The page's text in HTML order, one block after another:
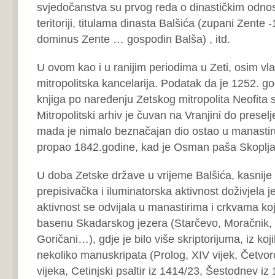
svjedočanstva su prvog reda o dinastičkim
teritoriji, titulama dinasta Balšića (zupani Zente
dominus Zente … gospodin Balša) , itd.
U ovom kao i u ranijim periodima u Zeti, osim
mitropolitska kancelarija. Podatak da je 1252.
knjiga po naređenju Zetskog mitropolita Neofita
Mitropolitski arhiv je čuvan na Vranjini do
mada je nimalo beznačajan dio ostao u
propao 1842.godine, kad je Osman paša
U doba Zetske države u vrijeme Balšića,
prepisivačka i iluminatorska aktivnost doživjela
aktivnost se odvijala u manastirima i crkvama
basenu Skadarskog jezera (Starčevo,
Goričani…), gdje je bilo više skriptorijuma, iz
nekoliko manuskripata (Prolog, XIV vijek,
vijeka, Cetinjski psaltir iz 1414/23, Šestodnev iz